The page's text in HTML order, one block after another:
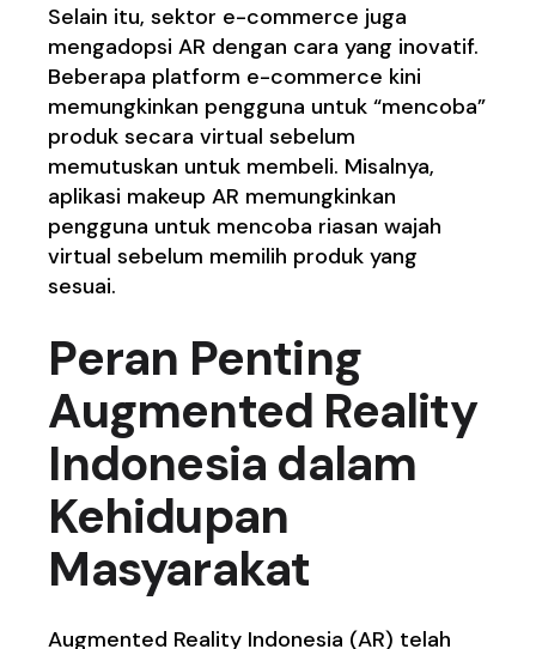
Selain itu, sektor e-commerce juga
mengadopsi AR dengan cara yang inovatif.
Beberapa platform e-commerce kini
memungkinkan pengguna untuk “mencoba”
produk secara virtual sebelum
memutuskan untuk membeli. Misalnya,
aplikasi makeup AR memungkinkan
pengguna untuk mencoba riasan wajah
virtual sebelum memilih produk yang
sesuai.
Peran Penting
Augmented Reality
Indonesia dalam
Kehidupan
Masyarakat
Augmented Reality Indonesia (AR) telah